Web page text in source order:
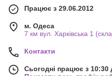
Працює з 29.06.2012
м. Одеса
7 км вул. Харківська 1
Контакти
Сьогодні працює з 10:30